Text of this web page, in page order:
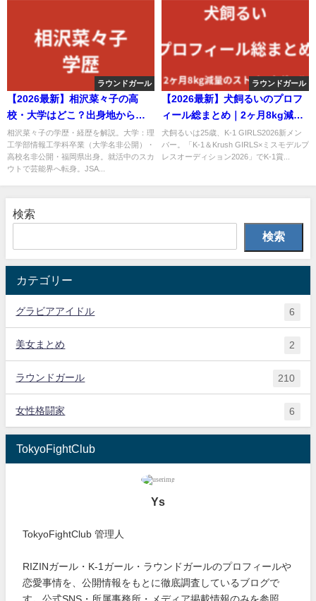
ラウンドガール
【2026最新】相沢菜々子の高
校・大学はどこ？出身地からデ
ビューのきっかけを解説
相沢菜々子の学歴・経歴を解説。大学：理
工学部情報工学科卒業（大学名非公開）・
高校名非公開・福岡県出身。就活中のスカ
ウトで芸能界へ転身。JSA...
ラウンドガール
【2026最新】犬飼るいのプロフ
ィール総まとめ｜2ヶ月8kg減量
のストイックなK-1 GIRLS 2026
を解説
犬飼るいは25歳、K-1 GIRLS2026新メン
バー。「K-1＆Krush GIRLS×ミスモデルプ
レスオーディション2026」でK-1賞...
検索
検索
カテゴリー
グラビアアイドル 6
美女まとめ 2
ラウンドガール 210
女性格闘家 6
TokyoFightClub
Ys
TokyoFightClub 管理人
RIZINガール・K-1ガール・ラウンドガールのプロフィールや
恋愛事情を、公開情報をもとに徹底調査しているブログで
す。公式SNS・所属事務所・メディア掲載情報のみを参照